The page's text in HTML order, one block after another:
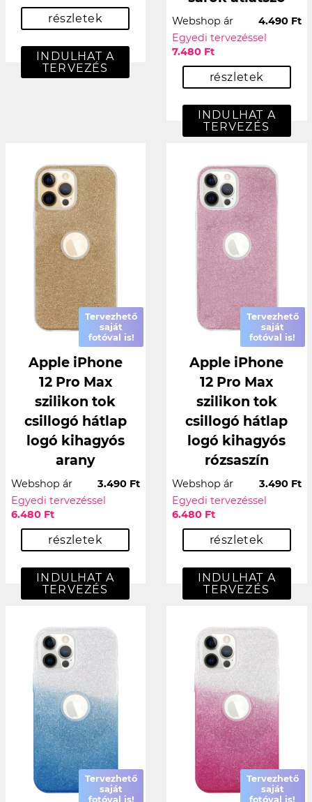
részletek
INDULHAT A
TERVEZÉS
Webshop ár
4.490 Ft
Egyedi tervezéssel
7.480 Ft
részletek
INDULHAT A
TERVEZÉS
Tervezhető
saját
fotóval is!
Apple iPhone
12 Pro Max
szilikon tok
csillogó hátlap
logó kihagyós
arany
Webshop ár
3.490 Ft
Egyedi tervezéssel
6.480 Ft
részletek
INDULHAT A
TERVEZÉS
Tervezhető
saját
fotóval is!
Apple iPhone
12 Pro Max
szilikon tok
csillogó hátlap
logó kihagyós
rózsaszín
Webshop ár
3.490 Ft
Egyedi tervezéssel
6.480 Ft
részletek
INDULHAT A
TERVEZÉS
Tervezhető
saját
fotóval is!
Tervezhető
saját
fotóval is!